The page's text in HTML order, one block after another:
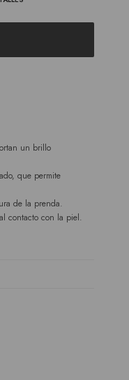
un brillo
que permite
de la prenda.
contacto con la piel.